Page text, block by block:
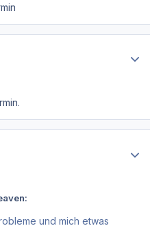
und mich etwas